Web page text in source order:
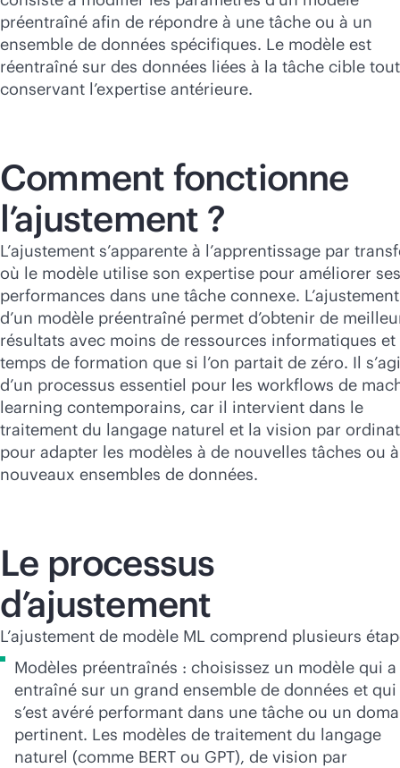
Acheter maintenant
préentraîné afin de répondre à une tâche ou à un
ensemble de données spécifiques. Le modèle est
réentraîné sur des données liées à la tâche cible
conservant l’expertise antérieure.
Comment fonctionne
l’ajustement ?
L’ajustement s’apparente à l’apprentissage par
où le modèle utilise son expertise pour améliorer ses
performances dans une tâche connexe. L’ajustement
d’un modèle préentraîné permet d’obtenir de
résultats avec moins de ressources informatiques et
temps de formation que si l’on partait de zéro. Il
d’un processus essentiel pour les workflows de
learning contemporains, car il intervient dans le
traitement du langage naturel et la vision par
pour adapter les modèles à de nouvelles tâches ou
nouveaux ensembles de données.
Le processus
d’ajustement
L’ajustement de modèle ML comprend plusieurs
Modèles préentraînés : choisissez un modèle qui a
entraîné sur un grand ensemble de données et qui
s’est avéré performant dans une tâche ou un
pertinent. Les modèles de traitement du langage
naturel (comme BERT ou GPT), de vision par